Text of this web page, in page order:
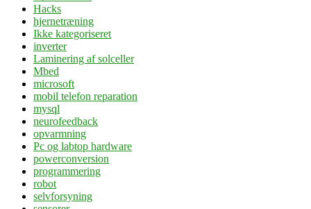
Hacks
hjernetræning
Ikke kategoriseret
inverter
Laminering af solceller
Mbed
microsoft
mobil telefon reparation
mysql
neurofeedback
opvarmning
Pc og labtop hardware
powerconversion
programmering
robot
selvforsyning